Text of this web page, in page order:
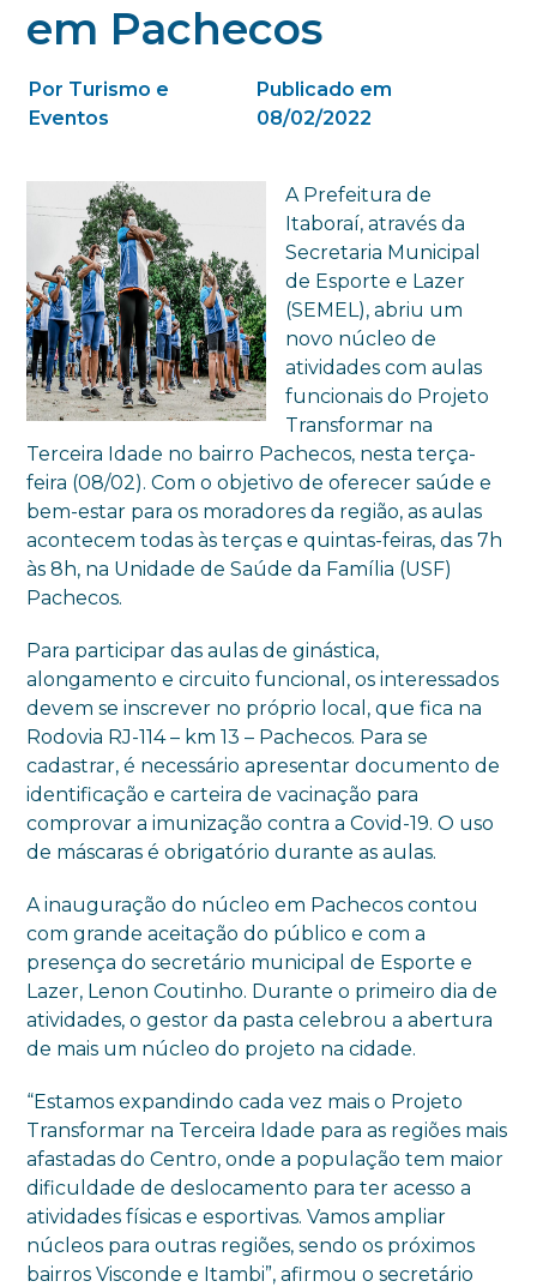
em Pachecos
Por Turismo e
Eventos
Publicado em
08/02/2022
A Prefeitura de
Itaboraí, através da
Secretaria Municipal
de Esporte e Lazer
(SEMEL), abriu um
novo núcleo de
atividades com aulas
funcionais do Projeto
Transformar na
Terceira Idade no bairro Pachecos, nesta terça-
feira (08/02). Com o objetivo de oferecer saúde e
bem-estar para os moradores da região, as aulas
acontecem todas às terças e quintas-feiras, das 7h
às 8h, na Unidade de Saúde da Família (USF)
Pachecos.
Para participar das aulas de ginástica,
alongamento e circuito funcional, os interessados
devem se inscrever no próprio local, que fica na
Rodovia RJ-114 – km 13 – Pachecos. Para se
cadastrar, é necessário apresentar documento de
identificação e carteira de vacinação para
comprovar a imunização contra a Covid-19. O uso
de máscaras é obrigatório durante as aulas.
A inauguração do núcleo em Pachecos contou
com grande aceitação do público e com a
presença do secretário municipal de Esporte e
Lazer, Lenon Coutinho. Durante o primeiro dia de
atividades, o gestor da pasta celebrou a abertura
de mais um núcleo do projeto na cidade.
“Estamos expandindo cada vez mais o Projeto
Transformar na Terceira Idade para as regiões mais
afastadas do Centro, onde a população tem maior
dificuldade de deslocamento para ter acesso a
atividades físicas e esportivas. Vamos ampliar
núcleos para outras regiões, sendo os próximos
bairros Visconde e Itambi”, afirmou o secretário